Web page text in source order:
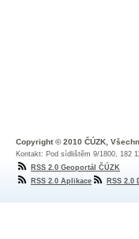
Copyright © 2010 ČÚZK,
Kontakt: Pod sídlištěm 9/1800, 182
RSS 2.0 Geoportál ČÚZK
RSS 2.0 Aplikace
RSS 2.0